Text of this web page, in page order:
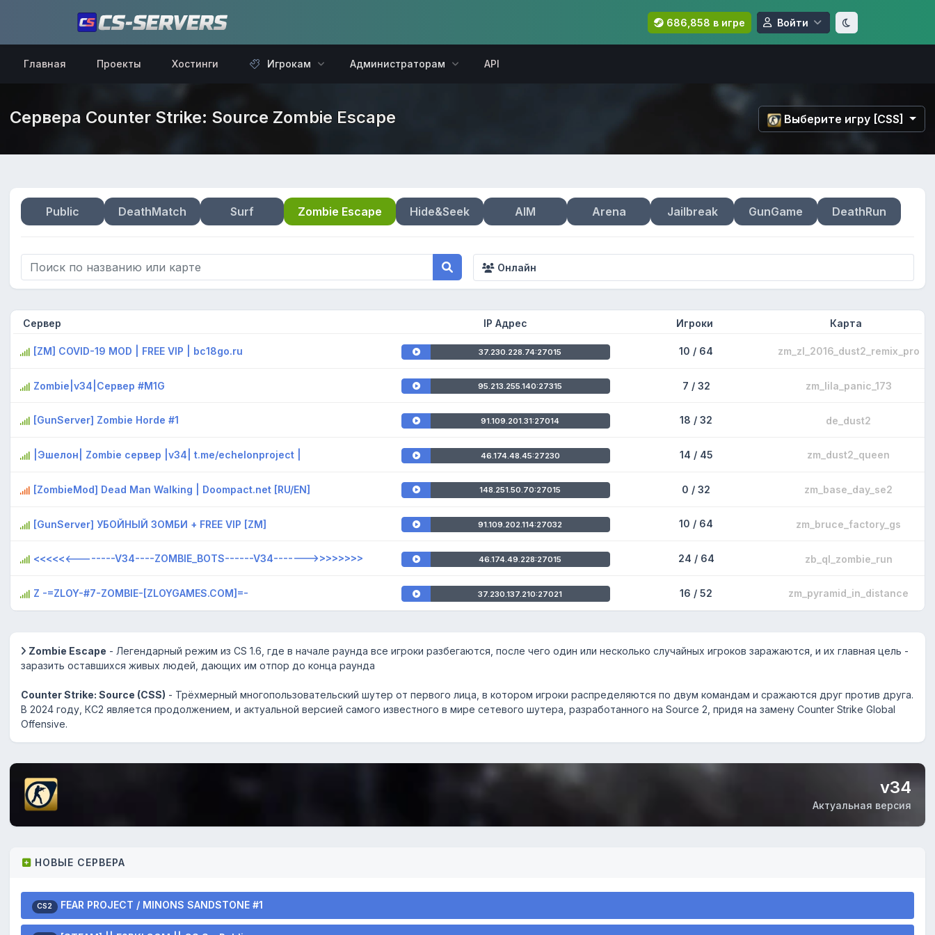
686,858 в игре Войти
Главная Проекты Хостинги Игрокам Администраторам API
Сервера Counter Strike: Source Zombie Escape Выберите игру [CSS]
Public DeathMatch Surf Zombie Escape Hide&Seek AIM Arena Jailbreak GunGame DeathRun
Онлайн
Сервер IP Адрес Игроки Карта
[ZM] COVID-19 MOD | FREE VIP | bc18go.ru 37.230.228.74:27015 10 / 64 zm_zl_2016_dust2_remix_pro
Zombie|v34|Сервер #M1G 95.213.255.140:27315 7 / 32 zm_lila_panic_173
[GunServer] Zombie Horde #1 91.109.201.31:27014 18 / 32 de_dust2
|Эшелон| Zombie сервер |v34| t.me/echelonproject | 46.174.48.45:27230 14 / 45 zm_dust2_queen
[ZombieMod] Dead Man Walking | Doompact.net [RU/EN] 148.251.50.70:27015 0 / 32 zm_base_day_se2
[GunServer] УБOЙHЫЙ 3OMБИ + FREE VIP [ZM] 91.109.202.114:27032 10 / 64 zm_bruce_factory_gs
<<<<<<--------V34----ZOMBIE_BOTS------V34------->>>>>>>> 46.174.49.228:27015 24 / 64 zb_ql_zombie_run
Z -=ZLOY-#7-ZOMBIE-[ZLOYGAMES.COM]=- 37.230.137.210:27021 16 / 52 zm_pyramid_in_distance
Zombie Escape - Легендарный режим из CS 1.6, где в начале раунда все игроки разбегаются, после чего один или несколько случайных игроков заражаются, и их главная цель -
заразить оставшихся живых людей, дающих им отпор до конца раунда
Counter Strike: Source (CSS) - Трёхмерный многопользовательский шутер от первого лица, в котором игроки распределяются по двум командам и сражаются друг против друга.
В 2024 году, КС2 является продолжением, и актуальной версией самого известного в мире сетевого шутера, разработанного на Source 2, придя на замену Counter Strike Global
Offensive.
v34
Актуальная версия
НОВЫЕ СЕРВЕРА
CS2 FEAR PROJECT / MINONS SANDSTONE #1